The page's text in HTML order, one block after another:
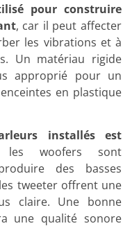
pour construire
, car il peut affecter
les vibrations et à
Un matériau rigide
approprié pour un
en plastique
installés est
les woofers sont
des basses
tweeter offrent une
claire. Une bonne
une qualité sonore